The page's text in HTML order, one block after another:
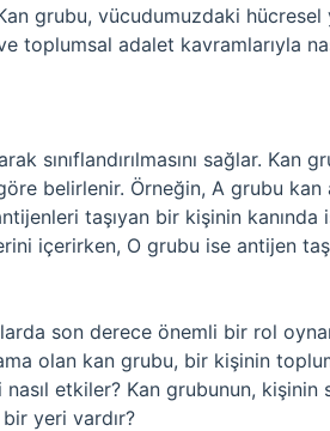
grubu, vücudumuzdaki hücresel
toplumsal adalet kavramlarıyla
sınıflandırılmasını sağlar. Kan
belirlenir. Örneğin, A grubu kan
taşıyan bir kişinin kanında
içerirken, O grubu ise antijen
son derece önemli bir rol
olan kan grubu, bir kişinin
etkiler? Kan grubunun, kişinin
yeri vardır?